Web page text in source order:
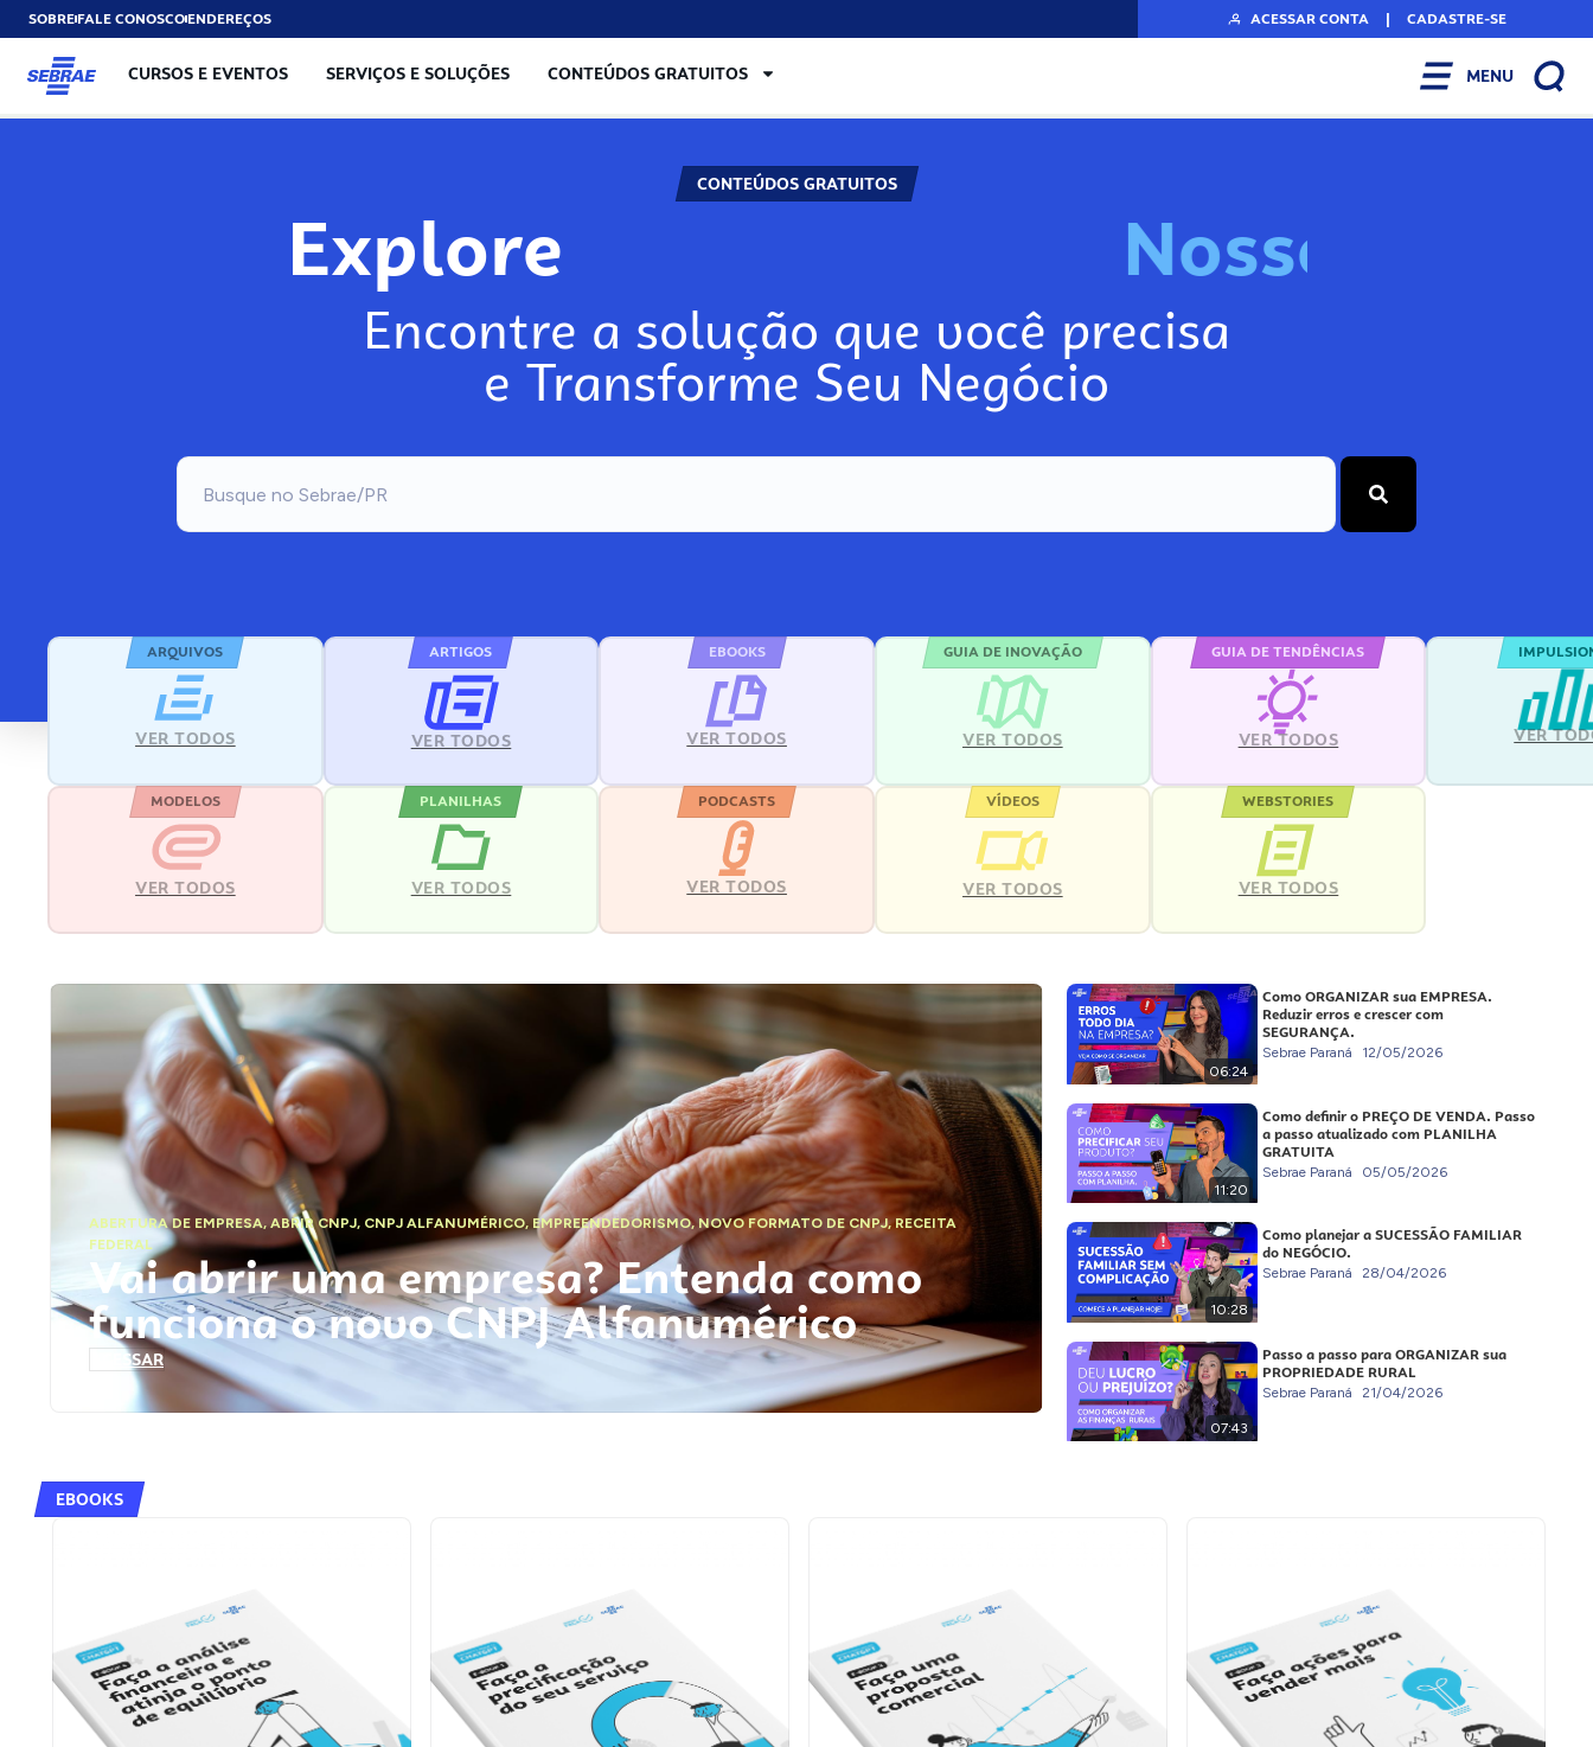
SOBREFALE CONOSCOENDEREÇOS ACESSAR CONTA | CADASTRE-SE
CURSOS E EVENTOS SERVIÇOS E SOLUÇÕES CONTEÚDOS GRATUITOS MENU
CONTEÚDOS GRATUITOS
Explore Nosso
Encontre a solução que você precisa
e Transforme Seu Negócio
ARQUIVOS
VER TODOS
ARTIGOS
VER TODOS
EBOOKS
VER TODOS
GUIA DE INOVAÇÃO
VER TODOS
GUIA DE TENDÊNCIAS
VER TODOS VER
MODELOS
VER TODOS
PLANILHAS
VER TODOS
PODCASTS
VER TODOS
VÍDEOS
VER TODOS
WEBSTORIES
VER TODOS
ABERTURA DE EMPRESA,ABRIR CNPJ, CNPJ ALFANUMÉRICO, EMPREENDEDORISMO,NOVO FORMATO DE CNPJ,RECEITA
FEDERAL
Vai abrir uma empresa? Entenda como
funciona o novo CNPJ Alfanumérico
ACESSAR
06:24
Como ORGANIZAR sua EMPRESA.
Reduzir erros e crescer com
SEGURANÇA.
Sebrae Paraná 12/05/2026
11:20
Como definir o PREÇO DE VENDA. Passo
a passo atualizado com PLANILHA
GRATUITA
Sebrae Paraná 05/05/2026
10:28
Como planejar a SUCESSÃO FAMILIAR
do NEGÓCIO.
Sebrae Paraná 28/04/2026
07:43
Passo a passo para ORGANIZAR sua
PROPRIEDADE RURAL
Sebrae Paraná 21/04/2026
EBOOKS